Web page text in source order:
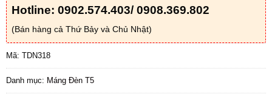
Hotline: 0902.574.403/ 0908.369.802
(Bán hàng cả Thứ Bảy và Chủ Nhật)
Mã: TDN318
Danh mục: Máng Đèn T5